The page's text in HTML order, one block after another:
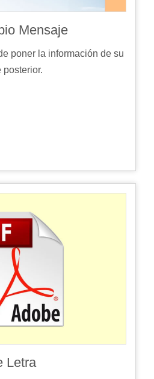
Mensaje
poner la información de su
posterior.
Letra